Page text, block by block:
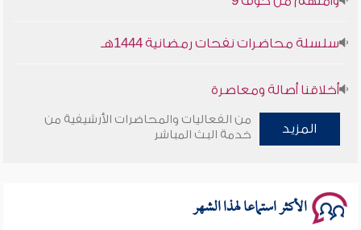
سلسلة محاضرات نفحات رمضانية 1444هـ
أخلاقنا أصالة ومعاصرة
وأمنهم من خوف 9
المزيد
من الفعاليات والمحاضرات الأرشيفية من
خدمة البث المباشر
الأكثر استماعا لهذا الشهر